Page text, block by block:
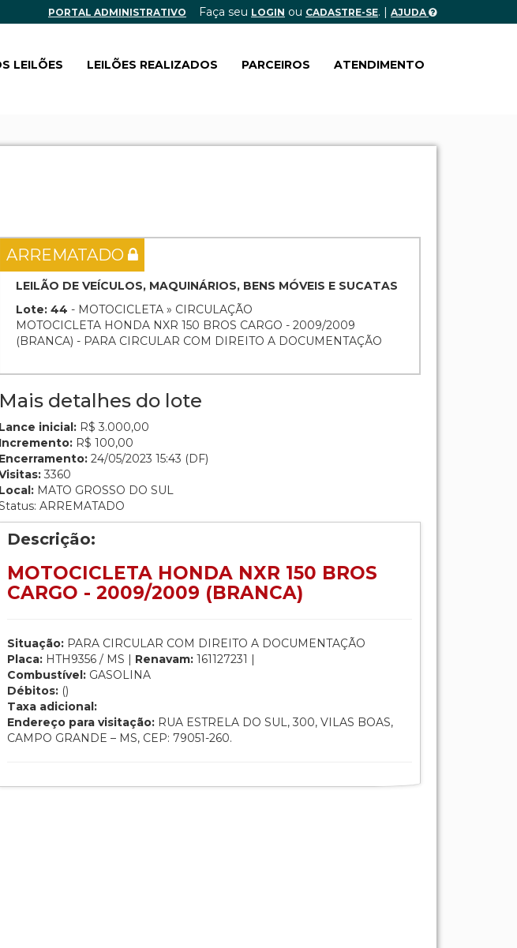
PORTAL ADMINISTRATIVO Faça seu LOGIN ou CADASTRE-SE. | AJUDA
LEILÕES LEILÕES REALIZADOS PARCEIROS ATENDIMENTO
ARREMATADO
LEILÃO DE VEÍCULOS, MAQUINÁRIOS, BENS MÓVEIS E SUCATAS
Lote: 44 - MOTOCICLETA » CIRCULAÇÃO
MOTOCICLETA HONDA NXR 150 BROS CARGO - 2009/2009
(BRANCA) - PARA CIRCULAR COM DIREITO A DOCUMENTAÇÃO
Mais detalhes do lote
Lance inicial: R$ 3.000,00
Incremento: R$ 100,00
Encerramento: 24/05/2023 15:43 (DF)
3360
Local: MATO GROSSO DO SUL
ARREMATADO
Descrição:
MOTOCICLETA HONDA NXR 150 BROS
CARGO - 2009/2009 (BRANCA)
Situação: PARA CIRCULAR COM DIREITO A DOCUMENTAÇÃO
Placa: HTH9356 / MS | Renavam: 161127231 |
Combustível: GASOLINA
Débitos: ()
Taxa adicional:
Endereço para visitação: RUA ESTRELA DO SUL, 300, VILAS BOAS,
CAMPO GRANDE – MS, CEP: 79051-260.